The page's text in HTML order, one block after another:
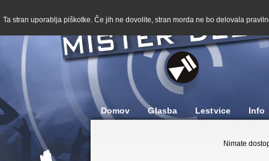
Ta stran uporablja piškotke. Če jih ne dovolite, stran morda ne bo delovala
Domov Glasba Lestvice Info
Nimate